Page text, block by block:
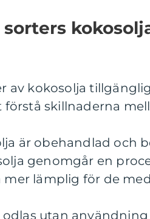
av kokosolja
skillnaderna
är obehandlad och
genomgår en
lämplig för de
odlas utan användning